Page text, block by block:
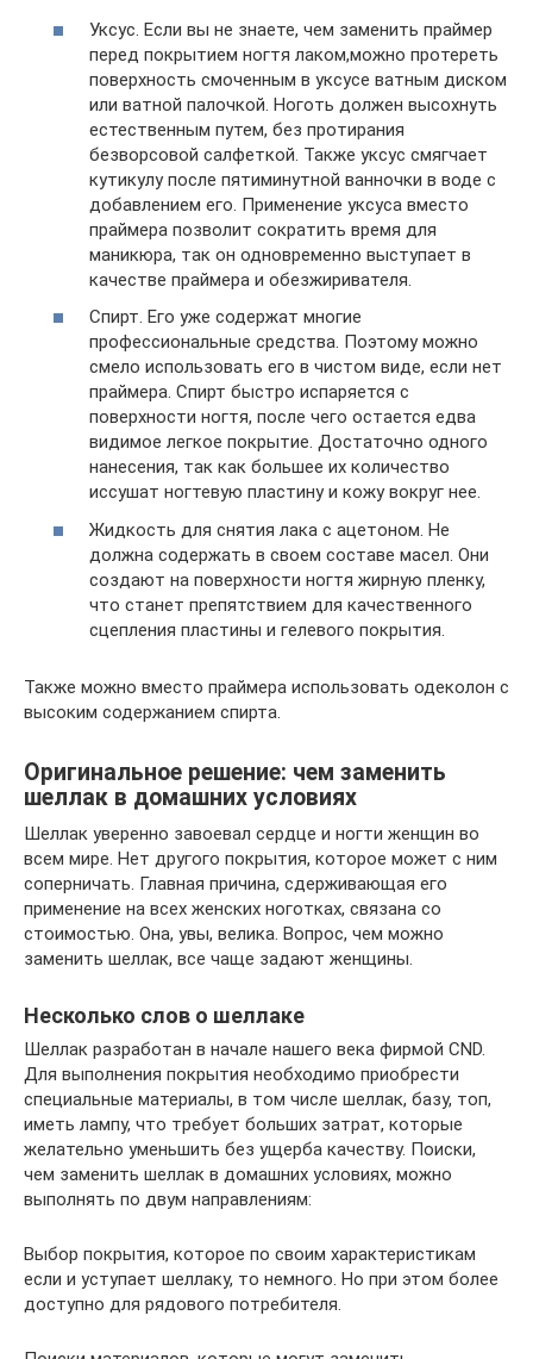
Уксус. Если вы не знаете, чем заменить праймер
перед покрытием ногтя лаком,можно протереть
поверхность смоченным в уксусе ватным диском
или ватной палочкой. Ноготь должен высохнуть
естественным путем, без протирания
безворсовой салфеткой. Также уксус смягчает
кутикулу после пятиминутной ванночки в воде с
добавлением его. Применение уксуса вместо
праймера позволит сократить время для
маникюра, так он одновременно выступает в
качестве праймера и обезжиривателя.
Спирт. Его уже содержат многие
профессиональные средства. Поэтому можно
смело использовать его в чистом виде, если нет
праймера. Спирт быстро испаряется с
поверхности ногтя, после чего остается едва
видимое легкое покрытие. Достаточно одного
нанесения, так как большее их количество
иссушат ногтевую пластину и кожу вокруг нее.
Жидкость для снятия лака с ацетоном. Не
должна содержать в своем составе масел. Они
создают на поверхности ногтя жирную пленку,
что станет препятствием для качественного
сцепления пластины и гелевого покрытия.
Также можно вместо праймера использовать одеколон с
высоким содержанием спирта.
Оригинальное решение: чем заменить
шеллак в домашних условиях
Шеллак уверенно завоевал сердце и ногти женщин во
всем мире. Нет другого покрытия, которое может с ним
соперничать. Главная причина, сдерживающая его
применение на всех женских ноготках, связана со
стоимостью. Она, увы, велика. Вопрос, чем можно
заменить шеллак, все чаще задают женщины.
Несколько слов о шеллаке
Шеллак разработан в начале нашего века фирмой CND.
Для выполнения покрытия необходимо приобрести
специальные материалы, в том числе шеллак, базу, топ,
иметь лампу, что требует больших затрат, которые
желательно уменьшить без ущерба качеству. Поиски,
чем заменить шеллак в домашних условиях, можно
выполнять по двум направлениям:
Выбор покрытия, которое по своим характеристикам
если и уступает шеллаку, то немного. Но при этом более
доступно для рядового потребителя.